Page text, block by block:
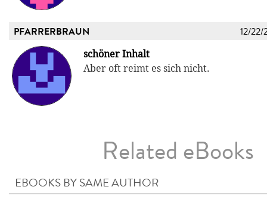
PFARRERBRAUN 12/22/
schöner Inhalt
Aber oft reimt es sich nicht.
Related eBooks
EBOOKS BY SAME AUTHOR